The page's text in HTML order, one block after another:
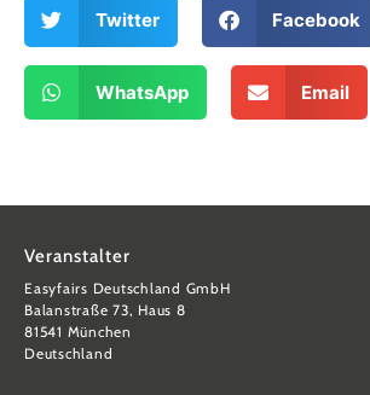
Twitter Facebook
WhatsApp Email
Veranstalter
Easyfairs Deutschland GmbH
Balanstraße 73, Haus 8
81541 München
Deutschland